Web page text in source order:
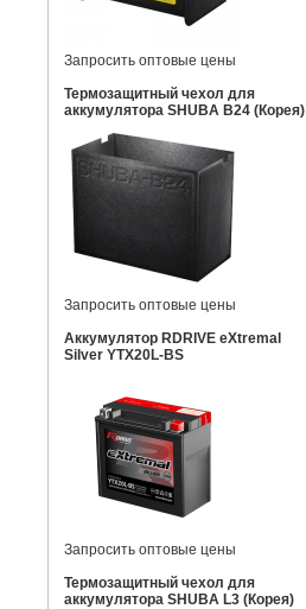
Запросить оптовые цены
Термозащитный чехол для
аккумулятора SHUBA B24 (Корея)
Запросить оптовые цены
Аккумулятор RDRIVE eXtremal
Silver YTX20L-BS
Запросить оптовые цены
Термозащитный чехол для
аккумулятора SHUBA L3 (Корея)